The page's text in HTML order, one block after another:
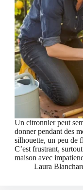
Un citronnier peut
donner pendant des
silhouette, un peu de
C’est frustrant,
maison avec
Laura